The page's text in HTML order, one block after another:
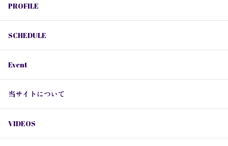
PROFILE
SCHEDULE
Event
当サイトについて
VIDEOS